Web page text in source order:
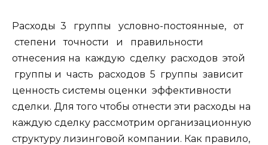
Расходы 3 группы условно-постоянные, от
степени точности и правильности
отнесения на каждую сделку расходов этой
группы и часть расходов 5 группы зависит
ценность системы оценки эффективности
сделки. Для того чтобы отнести эти расходы на
каждую сделку рассмотрим организационную
структуру лизинговой компании. Как правило,